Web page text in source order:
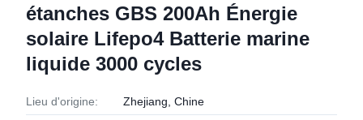
étanches GBS 200Ah Énergie
solaire Lifepo4 Batterie marine
liquide 3000 cycles
Lieu d'origine: Zhejiang, Chine